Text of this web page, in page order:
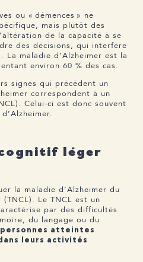
vous
ou « démences » ne
mais plutôt des
de la capacité à se
des décisions, qui interfère
La maladie d’Alzheimer est la
environ 60 % des cas.
signes qui précèdent un
correspondent à un
Celui-ci est donc souvent
léger
la maladie d’Alzheimer du
Le TNCL est un
par des difficultés
du langage ou du
personnes atteintes
leurs activités